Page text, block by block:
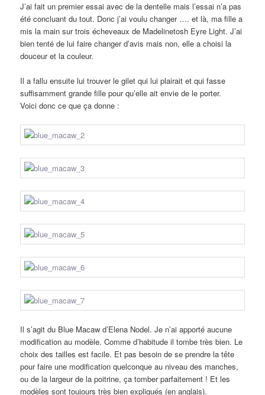
J’ai fait un premier essai avec de la dentelle mais l’essai n’a pas
été concluant du tout. Donc j’ai voulu changer …. et là, ma fille a
mis la main sur trois écheveaux de Madelinetosh Eyre Light. J’ai
bien tenté de lui faire changer d’avis mais non, elle a choisi la
douceur et la couleur.
Il a fallu ensuite lui trouver le gilet qui lui plairait et qui fasse
suffisamment grande fille pour qu’elle ait envie de le porter.
Voici donc ce que ça donne :
Il s’agit du Blue Macaw d’Elena Nodel. Je n’ai apporté aucune
modification au modèle. Comme d’habitude il tombe très bien. Le
choix des tailles est facile. Et pas besoin de se prendre la tête
pour faire une modification quelconque au niveau des manches,
ou de la largeur de la poitrine, ça tomber parfaitement ! Et les
modèles sont toujours très bien expliqués (en anglais).